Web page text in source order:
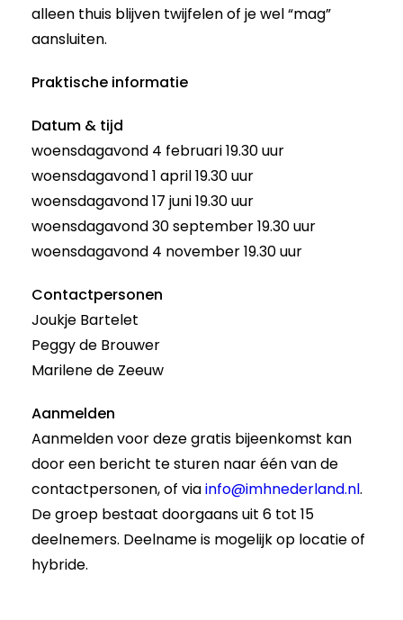
alleen thuis blijven twijfelen of je wel “mag”
aansluiten.
Praktische informatie
Datum & tijd
woensdagavond 4 februari 19.30 uur
woensdagavond 1 april 19.30 uur
woensdagavond 17 juni 19.30 uur
woensdagavond 30 september 19.30 uur
woensdagavond 4 november 19.30 uur
Contactpersonen
Joukje Bartelet
Peggy de Brouwer
Marilene de Zeeuw
Aanmelden
Aanmelden voor deze gratis bijeenkomst kan
door een bericht te sturen naar één van de
contactpersonen, of viainfo@imhnederland.nl.
De groep bestaat doorgaans uit 6 tot 15
deelnemers. Deelname is mogelijk op locatie of
hybride.